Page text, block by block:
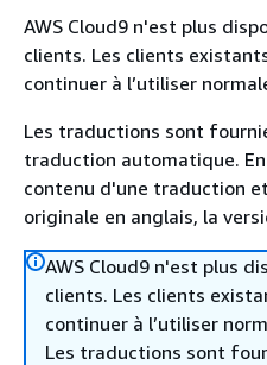
AWS Cloud9 n'est plus
clients. Les clients
continuer à l’utiliser
Les traductions sont
traduction automatique.
contenu d'une traduction
originale en anglais, la
AWS Cloud9 n'est plus
clients. Les clients
continuer à l’utiliser
Les traductions sont